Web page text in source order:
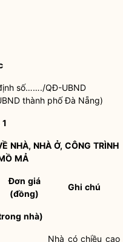
số……./QĐ-UBND
thành phố Đà Nẵng)
1
NHÀ, NHÀ Ở, CÔNG TRÌNH
MẢ
Đơn giá
(đồng)
Ghi chú
nhà)
Nhà có chiều cao